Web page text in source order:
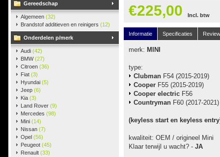
Gereedschap
Algemeen (32)
Brandstof additieven en reinigers (12)
Onderdelen p/merk
Audi (42)
BMW(27)
Citroen (36)
Fiat (3)
Hyundai (5)
Jeep (6)
Kia (3)
Land Rover (9)
Mercedes (98)
Mini (14)
Nissan (7)
Opel (56)
Peugeot (45)
Renault (33)
€225,00 Incl. btw
Informatie Specificaties
merk: MINI
type:
Clubman F54 (2015-2019)
Cooper F55 (2015-2019)
Cooper electric F56
Countryman F60 (2017-2021)
(keyless start en keyless
kwaliteit: OEM / origineel Mini
Klaar terwijl u wacht? - JA